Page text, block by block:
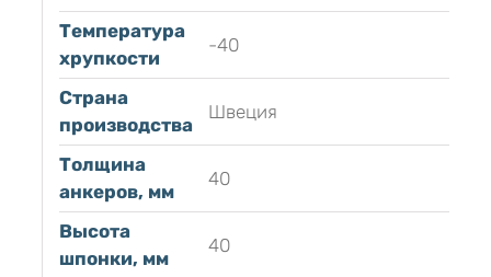
Температура
хрупкости
-40
Страна
производства
Швеция
Толщина
анкеров, мм
40
Высота
шпонки, мм
40